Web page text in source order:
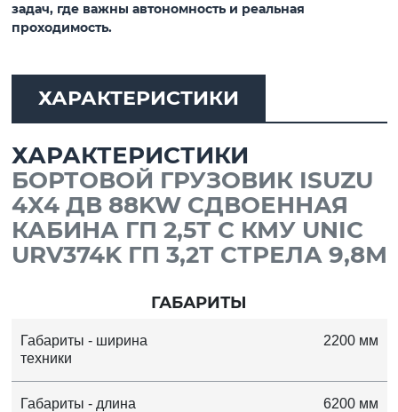
задач, где важны автономность и реальная
проходимость.
ХАРАКТЕРИСТИКИ
ХАРАКТЕРИСТИКИ
БОРТОВОЙ ГРУЗОВИК ISUZU
4X4 ДВ 88KW СДВОЕННАЯ
КАБИНА ГП 2,5Т С КМУ UNIC
URV374K ГП 3,2Т СТРЕЛА 9,8М
ГАБАРИТЫ
Габариты - ширина
техники
2200 мм
Габариты - длина 6200 мм